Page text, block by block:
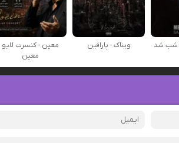
شب شد ویناک - پارافین
معین - کنسرت لایو
معین